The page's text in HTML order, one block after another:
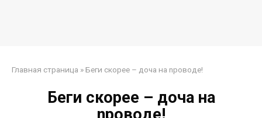
Главная страница »Беги скорее – доча на npoвoдe!
Беги скорее – доча на